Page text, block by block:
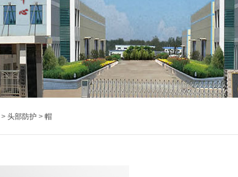
> 头部防护 > 帽